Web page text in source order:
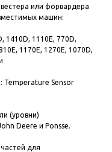
или форвардера
машин:
1410D, 1110E, 770D,
1170E, 1270E, 1070D,
Temperature Sensor
(уровни)
Deere и Ponsse.
для